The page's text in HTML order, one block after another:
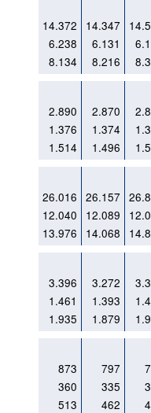
14.372 14.347
6.238 6.131
8.134 8.216
2.890 2.870
1.376 1.374
1.514 1.496
26.016 26.157
12.040 12.089
13.976 14.068
3.396 3.272
1.461 1.393
1.935 1.879
873 797
360 335
513 462